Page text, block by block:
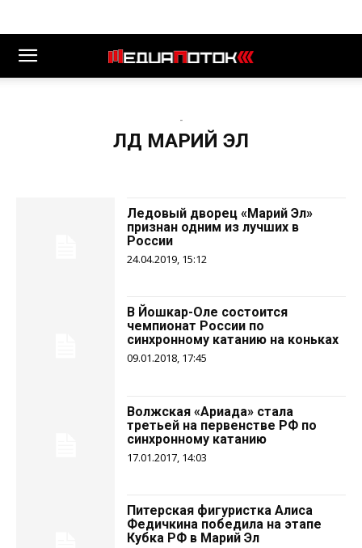
-
ЛД МАРИЙ ЭЛ
Ледовый дворец «Марий Эл»
признан одним из лучших в
России
24.04.2019, 15:12
В Йошкар-Оле состоится
чемпионат России по
синхронному катанию на коньках
09.01.2018, 17:45
Волжская «Ариада» стала
третьей на первенстве РФ по
синхронному катанию
17.01.2017, 14:03
Питерская фигуристка Алиса
Федичкина победила на этапе
Кубка РФ в Марий Эл